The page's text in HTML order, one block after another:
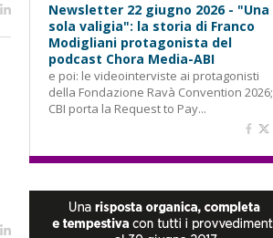
Newsletter 22 giugno 2026 - "Una
sola valigia": la storia di Franco
Modigliani protagonista del
podcast Chora Media-ABI
e poi: le videointerviste ai protagonisti
della Fondazione Ravà Convention 2026;
CBI porta la Request to Pay...